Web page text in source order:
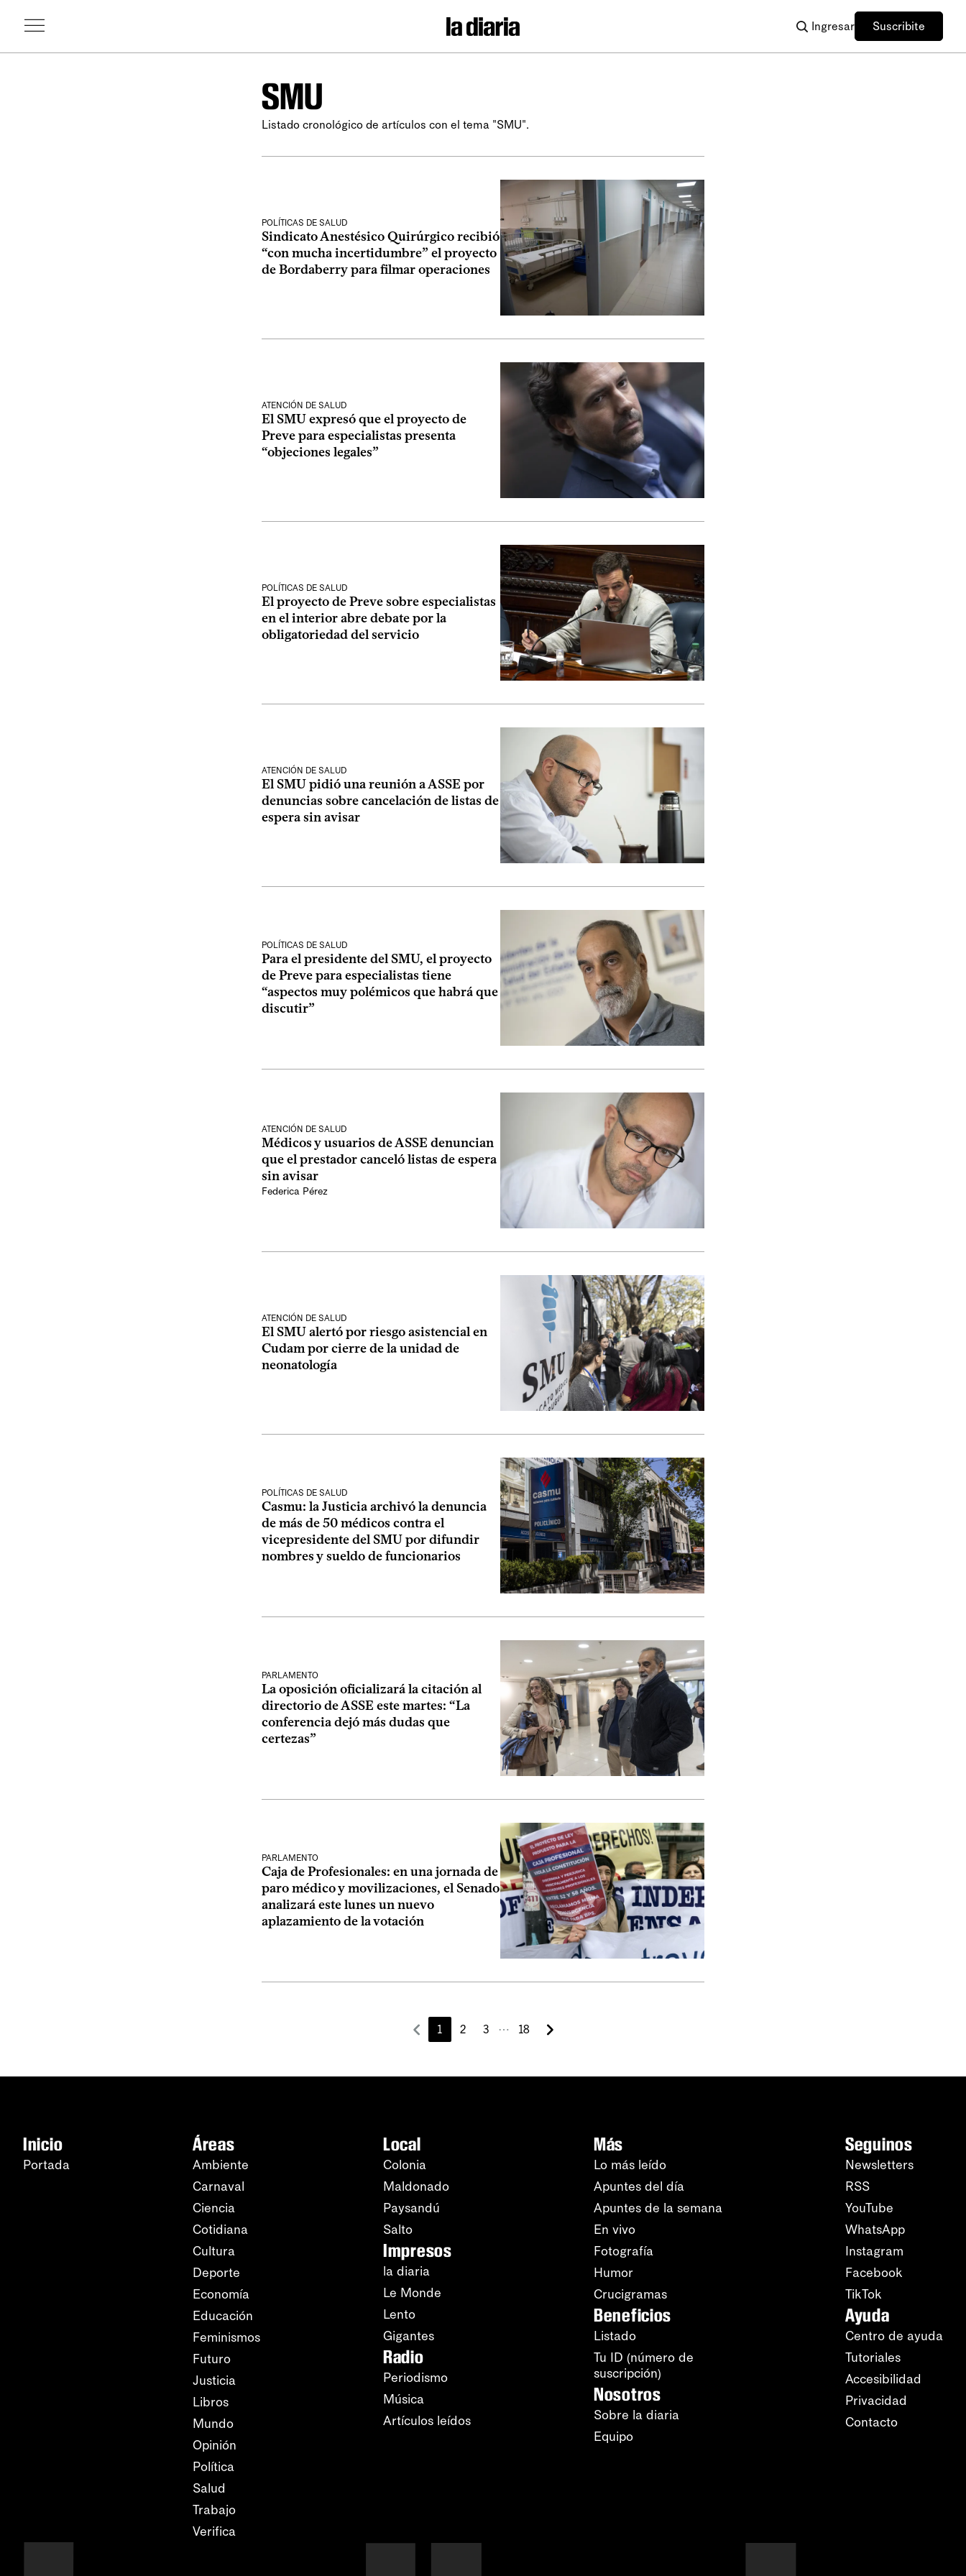
Ingresar Suscribite
SMU
Listado cronológico de artículos con el tema "SMU".
POLÍTICAS DE SALUD
Sindicato Anestésico Quirúrgico recibió
“con mucha incertidumbre” el proyecto
de Bordaberry para filmar operaciones
ATENCIÓN DE SALUD
El SMU expresó que el proyecto de
Preve para especialistas presenta
“objeciones legales”
POLÍTICAS DE SALUD
El proyecto de Preve sobre especialistas
en el interior abre debate por la
obligatoriedad del servicio
ATENCIÓN DE SALUD
El SMU pidió una reunión a ASSE por
denuncias sobre cancelación de listas de
espera sin avisar
POLÍTICAS DE SALUD
Para el presidente del SMU, el proyecto
de Preve para especialistas tiene
“aspectos muy polémicos que habrá que
discutir”
ATENCIÓN DE SALUD
Médicos y usuarios de ASSE denuncian
que el prestador canceló listas de espera
sin avisar
Federica Pérez
ATENCIÓN DE SALUD
El SMU alertó por riesgo asistencial en
Cudam por cierre de la unidad de
neonatología
POLÍTICAS DE SALUD
Casmu: la Justicia archivó la denuncia
de más de 50 médicos contra el
vicepresidente del SMU por difundir
nombres y sueldo de funcionarios
PARLAMENTO
La oposición oficializará la citación al
directorio de ASSE este martes: “La
conferencia dejó más dudas que
certezas”
PARLAMENTO
Caja de Profesionales: en una jornada de
paro médico y movilizaciones, el Senado
analizará este lunes un nuevo
aplazamiento de la votación
1 2 3 ⋯ 18
Inicio
Portada
Áreas
Ambiente
Carnaval
Ciencia
Cotidiana
Cultura
Deporte
Economía
Educación
Feminismos
Futuro
Justicia
Libros
Mundo
Opinión
Política
Salud
Trabajo
Verifica
Local
Colonia
Maldonado
Paysandú
Salto
Impresos
la diaria
Le Monde
Lento
Gigantes
Radio
Periodismo
Música
Artículos leídos
Más
Lo más leído
Apuntes del día
Apuntes de la semana
En vivo
Fotografía
Humor
Crucigramas
Beneficios
Listado
Tu ID (número de
suscripción)
Nosotros
Sobre la diaria
Equipo
Seguinos
Newsletters
RSS
YouTube
WhatsApp
Instagram
Facebook
TikTok
Ayuda
Centro de ayuda
Tutoriales
Accesibilidad
Privacidad
Contacto